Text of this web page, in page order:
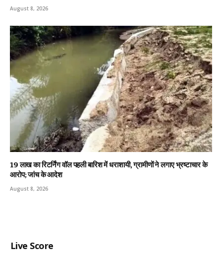
August 8, 2026
19 लाख का रिटर्निंग वॉल पहली बारिश में धराशायी, ग्रामीणों ने लगाए भ्रष्टाचार के
आरोप; जांच के आदेश
August 8, 2026
Live Score